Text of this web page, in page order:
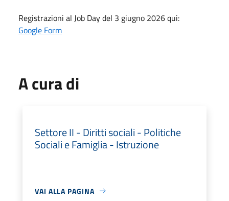
Registrazioni al Job Day del 3 giugno 2026 qui:
Google Form
A cura di
Settore II - Diritti sociali - Politiche
Sociali e Famiglia - Istruzione
VAI ALLA PAGINA